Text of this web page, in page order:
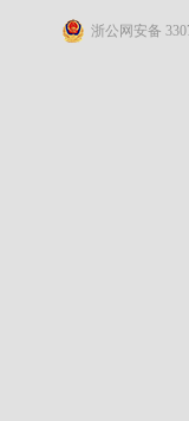
浙公网安备